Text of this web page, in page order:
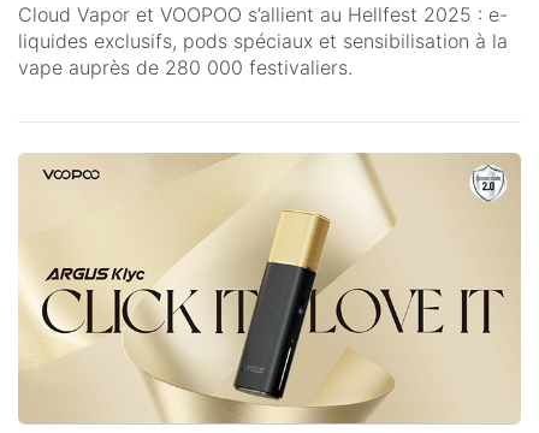
Cloud Vapor et VOOPOO s’allient au Hellfest 2025 : e-
liquides exclusifs, pods spéciaux et sensibilisation à la
vape auprès de 280 000 festivaliers.